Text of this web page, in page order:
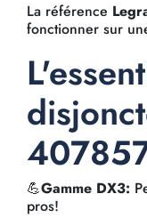
La référence
fonctionner sur
💪Gamme DX3:
pros!